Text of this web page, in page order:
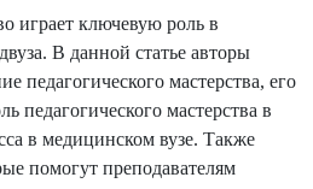
играет ключевую роль в
В данной статье авторы
педагогического мастерства, его
педагогического мастерства в
в медицинском вузе. Также
помогут преподавателям